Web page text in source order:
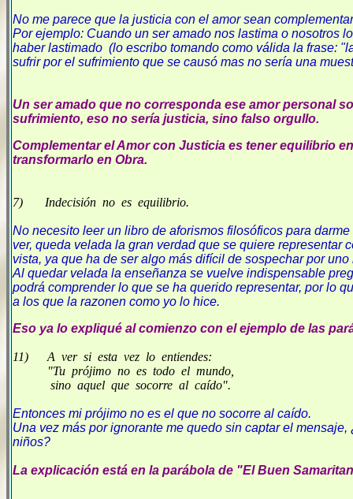
No me parece que la justicia con el amor sean
Por ejemplo: Cuando un ser amado nos lastima o nosotros
haber lastimado (lo escribo tomando como válida la frase:
sufrir por el sufrimiento que se causó mas no sería una
Un ser amado que no corresponda ese amor personal
sufrimiento, eso no sería justicia, sino falso orgullo.
Complementar el Amor con Justicia es tener equilibrio
transformarlo en Obra.
7) Indecisión no es equilibrio.
No necesito leer un libro de aforismos filosóficos para
ver, queda velada la gran verdad que se quiere representar
vista, ya que ha de ser algo más difícil de sospechar por
Al quedar velada la enseñanza se vuelve indispensable
podrá comprender lo que se ha querido representar, por lo
a los que la razonen como yo lo hice.
Eso ya lo expliqué al comienzo con el ejemplo de las
11) A ver si esta vez lo entiendes:
"Tu prójimo no es todo el mundo,
sino aquel que socorre al caído".
Entonces mi prójimo no es el que no socorre al caído.
Una vez más por ignorante me quedo sin captar el
niños?
La explicación está en la parábola de "El Buen